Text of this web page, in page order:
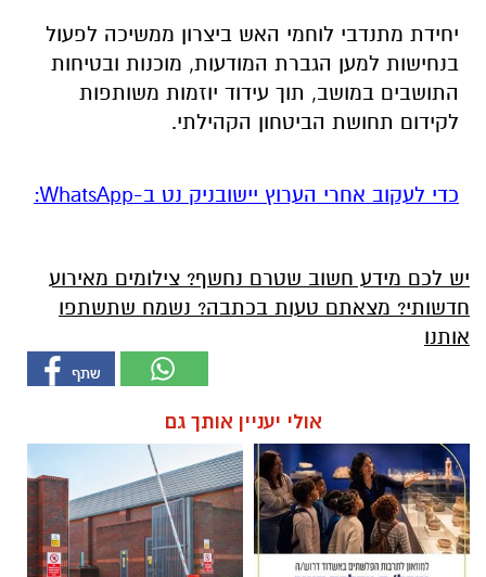
יחידת מתנדבי לוחמי האש ביצרון ממשיכה לפעול
בנחישות למען הגברת המודעות, מוכנות ובטיחות
התושבים במושב, תוך עידוד יוזמות משותפות
לקידום תחושת הביטחון הקהילתי.
‏כדי לעקוב אחרי הערוץ יישובניק נט ב-WhatsApp:‏‏‏
יש לכם מידע חשוב שטרם נחשף? צילומים מאירוע
חדשותי? מצאתם טעות בכתבה? נשמח שתשתפו
אותנו
אולי יעניין אותך גם